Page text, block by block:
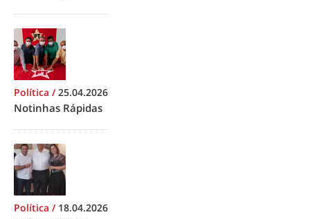
Política /25.04.2026
Notinhas Rápidas
Política / 18.04.2026